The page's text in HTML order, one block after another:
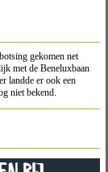
gekomen net
met de Beneluxbaan
landde er ook een
niet bekend.